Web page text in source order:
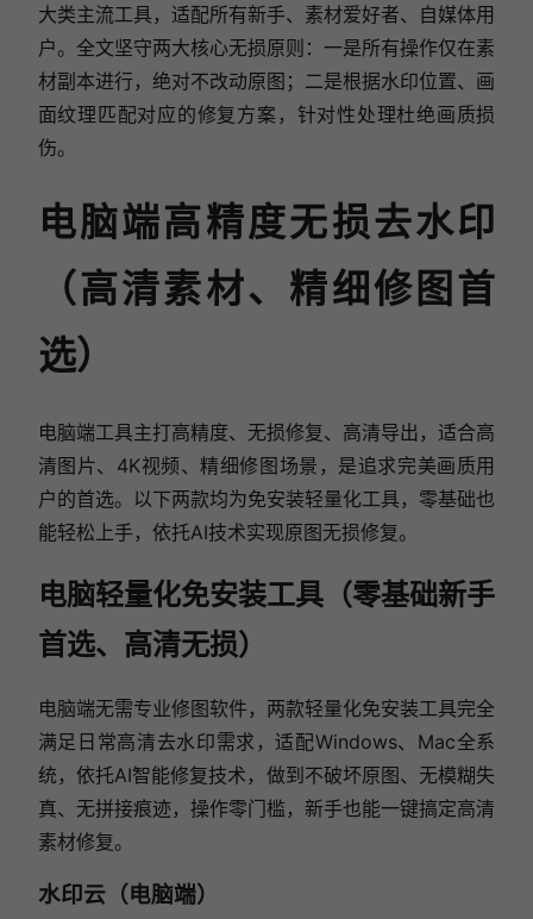
大类主流工具，适配所有新手、素材爱好者、自媒体用
户。全文坚守两大核心无损原则：一是所有操作仅在素
材副本进行，绝对不改动原图；二是根据水印位置、画
面纹理匹配对应的修复方案，针对性处理杜绝画质损
伤。
电脑端高精度无损去水印
（高清素材、精细修图首
选）
电脑端工具主打高精度、无损修复、高清导出，适合高
清图片、4K视频、精细修图场景，是追求完美画质用
户的首选。以下两款均为免安装轻量化工具，零基础也
能轻松上手，依托AI技术实现原图无损修复。
电脑轻量化免安装工具（零基础新手
首选、高清无损）
电脑端无需专业修图软件，两款轻量化免安装工具完全
满足日常高清去水印需求，适配Windows、Mac全系
统，依托AI智能修复技术，做到不破坏原图、无模糊失
真、无拼接痕迹，操作零门槛，新手也能一键搞定高清
素材修复。
水印云（电脑端）